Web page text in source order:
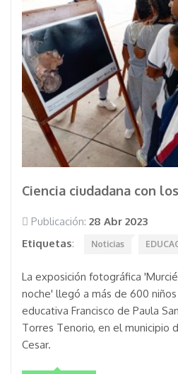
Ciencia ciudadana con
Publicación: 28 Abr 2023
Etiquetas: Noticias
La exposición fotográfica
noche' llegó a más de 600
educativa Francisco de Paula
Torres Tenorio, en el municipio
Cesar.